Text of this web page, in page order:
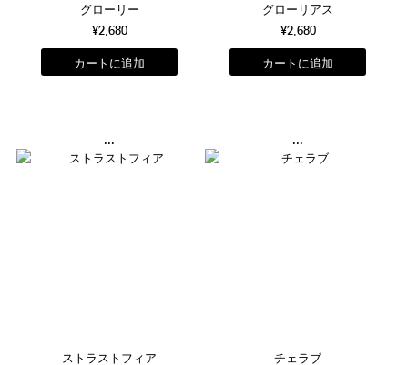
グローリー
¥2,680
グローリアス
¥2,680
...
ストラストフィア
...
チェラブ